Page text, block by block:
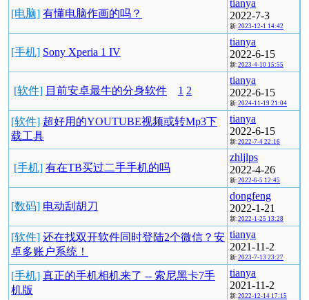
[电脑] 有懂电脑作画的吗？
tianya
2022-7-3
新:2023-12-1 14:42
[手机] Sony Xperia 1 IV
tianya
2022-6-15
新:2023-4-10 15:55
[软件] 目前安卓最牛的分身软件 1 2
tianya
2022-6-15
新:2024-11-19 21:04
[软件] 超好用的YOUTUBE视频或转Mp3下
载工具
tianya
2022-6-15
新:2022-7-4 22:16
[手机] 有在TB买过二手手机的吗
zhljlps
2022-4-26
新:2022-6-5 12:45
[数码] 电动刮胡刀
dongfeng
2022-1-21
新:2022-1-25 13:28
[软件] 还在找双开软件同时登陆2个微信？安
卓多账户系统！
tianya
2021-11-2
新:2023-7-13 23:27
[手机] 真正的手机相机来了 -- 索尼黑卡7手
机版
tianya
2021-11-2
新:2022-12-14 17:15